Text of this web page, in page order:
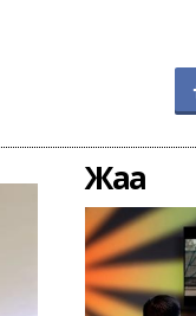
Жаңа